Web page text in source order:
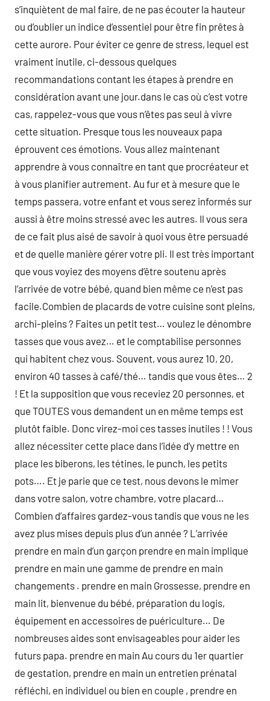
s’inquiètent de mal faire, de ne pas écouter la hauteur
ou d’oublier un indice d’essentiel pour être fin prêtes à
cette aurore. Pour éviter ce genre de stress, lequel est
vraiment inutile, ci-dessous quelques
recommandations contant les étapes à prendre en
considération avant une jour.dans le cas où c’est votre
cas, rappelez-vous que vous n’êtes pas seul à vivre
cette situation. Presque tous les nouveaux papa
éprouvent ces émotions. Vous allez maintenant
apprendre à vous connaître en tant que procréateur et
à vous planifier autrement. Au fur et à mesure que le
temps passera, votre enfant et vous serez informés sur
aussi à être moins stressé avec les autres. Il vous sera
de ce fait plus aisé de savoir à quoi vous être persuadé
et de quelle manière gérer votre pli. Il est très important
que vous voyiez des moyens d’être soutenu après
l’arrivée de votre bébé, quand bien même ce n’est pas
facile.Combien de placards de votre cuisine sont pleins,
archi-pleins ? Faites un petit test… voulez le dénombre
tasses que vous avez… et le comptabilise personnes
qui habitent chez vous. Souvent, vous aurez 10, 20,
environ 40 tasses à café/thé… tandis que vous êtes… 2
! Et la supposition que vous receviez 20 personnes, et
que TOUTES vous demandent un en même temps est
plutôt faible. Donc virez-moi ces tasses inutiles ! ! Vous
allez nécessiter cette place dans l’idée d’y mettre en
place les biberons, les tétines, le punch, les petits
pots…. Et je parie que ce test, nous devons le mimer
dans votre salon, votre chambre, votre placard…
Combien d’affaires gardez-vous tandis que vous ne les
avez plus mises depuis plus d’un année ? L’arrivée
prendre en main d’un garçon prendre en main implique
prendre en main une gamme de prendre en main
changements . prendre en main Grossesse, prendre en
main lit, bienvenue du bébé, préparation du logis,
équipement en accessoires de puériculture… De
nombreuses aides sont envisageables pour aider les
futurs papa. prendre en main Au cours du 1er quartier
de gestation, prendre en main un entretien prénatal
réfléchi, en individuel ou bien en couple , prendre en